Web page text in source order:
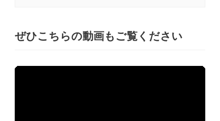
ぜひこちらの動画もご覧ください